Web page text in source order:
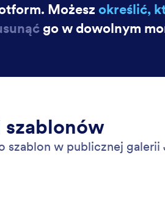
Możesz określić,
go w dowolnym
szablon w publicznej